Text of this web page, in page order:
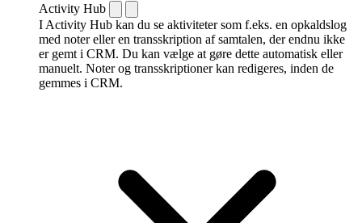
Activity Hub
I Activity Hub kan du se aktiviteter som f.eks. en opkaldslog
med noter eller en transskription af samtalen, der endnu ikke
er gemt i CRM. Du kan vælge at gøre dette automatisk eller
manuelt. Noter og transskriptioner kan redigeres, inden de
gemmes i CRM.